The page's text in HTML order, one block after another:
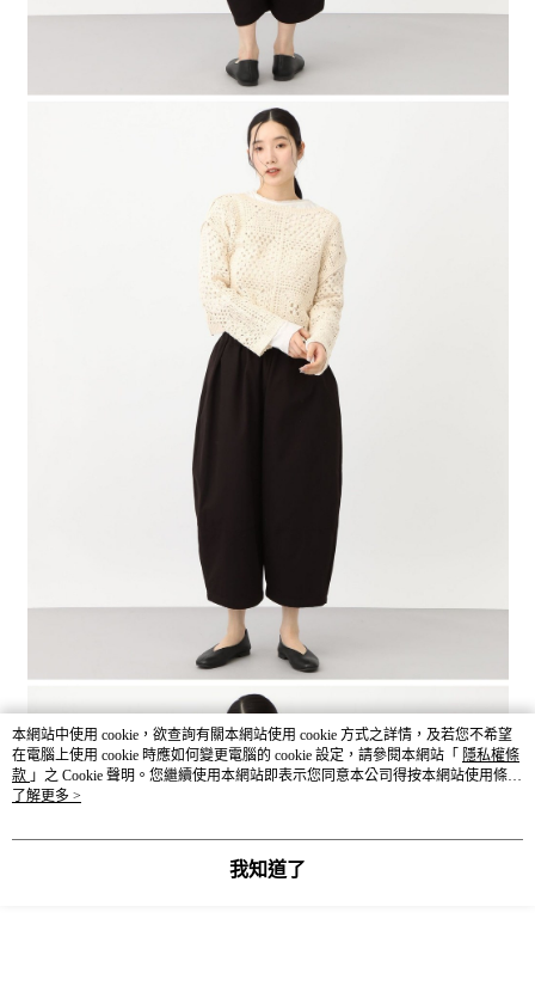
本網站中使用 cookie，欲查詢有關本網站使用 cookie 方式之詳情，及若您不希望
在電腦上使用 cookie 時應如何變更電腦的 cookie 設定，請參閱本網站「 隱私權條
款 」之 Cookie 聲明。您繼續使用本網站即表示您同意本公司得按本網站使用條款
之 Cookie 聲明使用 cookie。
了解更多 >
我知道了